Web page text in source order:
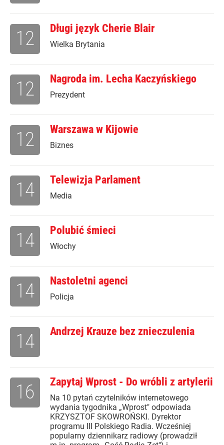
Długi język Cherie Blair
Wielka Brytania
12
Nagroda im. Lecha Kaczyńskiego
Prezydent
12
Warszawa w Kijowie
Biznes
12
Telewizja Parlament
Media
14
Polubić śmieci
Włochy
14
Nastoletni agenci
Policja
14
Andrzej Krauze bez znieczulenia
14
Zapytaj Wprost - Do wróbli z artylerii
Na 10 pytań czytelników internetowego
wydania tygodnika „Wprost" odpowiada
KRZYSZTOF SKOWROŃSKI. Dyrektor
programu III Polskiego Radia. Wcześniej
popularny dziennikarz radiowy (prowadził
16